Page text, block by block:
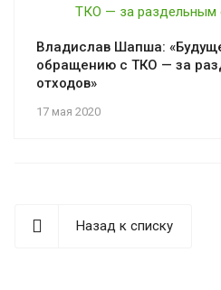
17 мая 2020
Владислав Шапша:
обращению с ТКО — за
отходов»
Назад к списку